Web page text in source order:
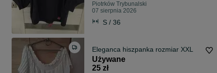
Piotrków Trybunalski
07 sierpnia 2026
S / 36
Eleganca hiszpanka rozmiar XXL
Używane
25 zł